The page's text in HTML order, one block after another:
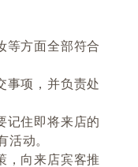
visibility
等方面全部符合
事项，并负责处
记住即将来店的
动。
，向来店宾客推